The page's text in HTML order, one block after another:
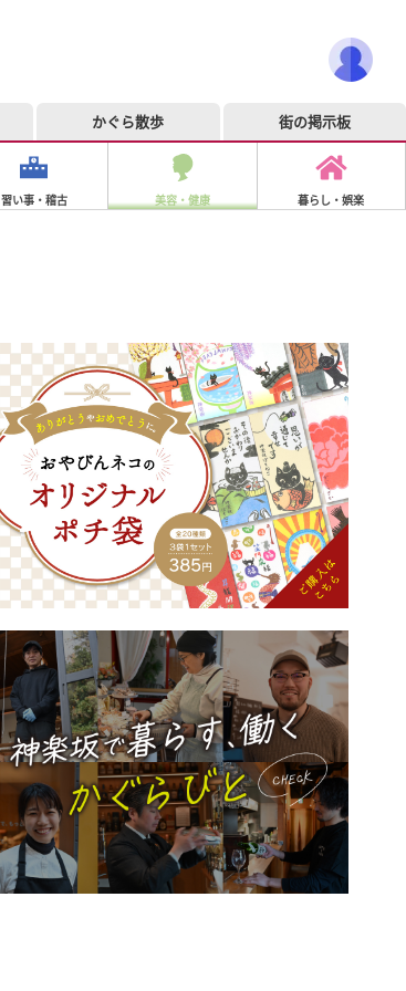
かぐら散歩 街の掲示板
習い事・稽古 美容・健康 暮らし・娯楽